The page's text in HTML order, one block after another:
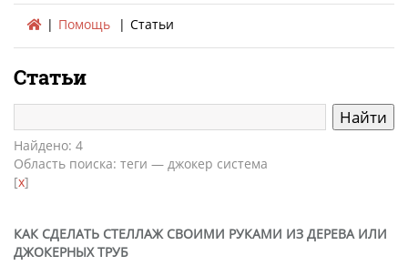
Помощь Статьи
Статьи
Найдено: 4
Область поиска: теги — джокер система
[x]
КАК СДЕЛАТЬ СТЕЛЛАЖ СВОИМИ РУКАМИ ИЗ ДЕРЕВА ИЛИ
ДЖОКЕРНЫХ ТРУБ